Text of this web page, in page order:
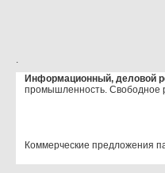
.
Информационный, деловой
промышленность. Свободное
Коммерческие предложения